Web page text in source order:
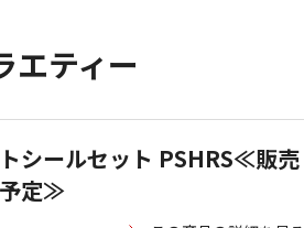
エティー
シールセット PSHRS≪販売
定≫